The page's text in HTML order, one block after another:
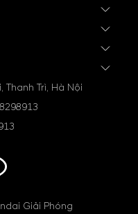
Trì, Hà Nội
Giải Phóng